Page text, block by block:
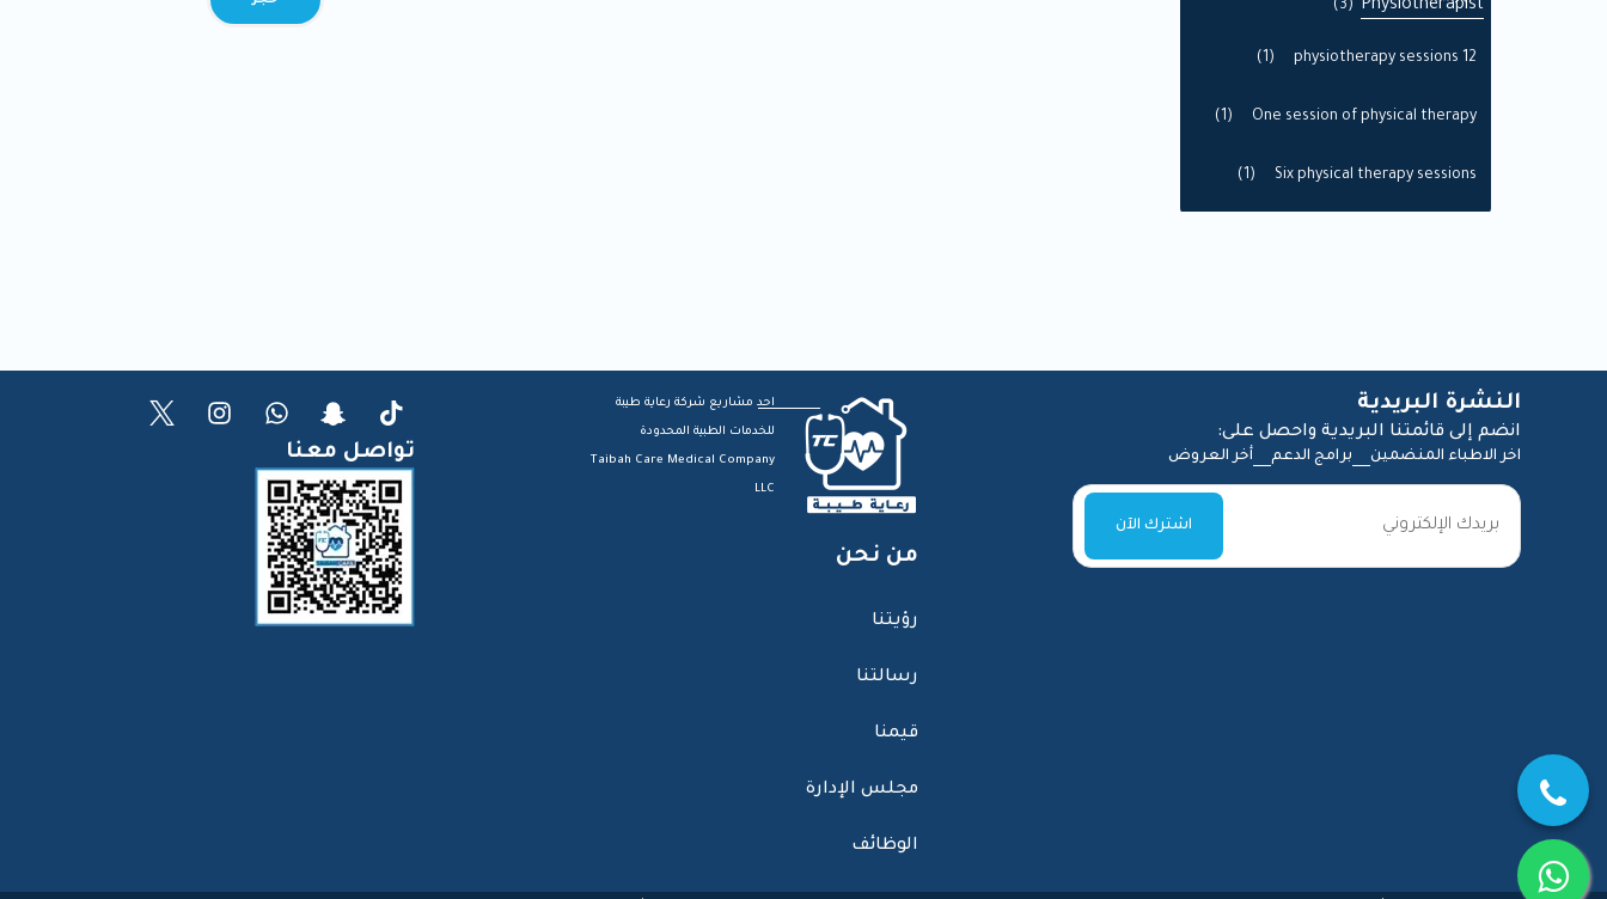
Physiotherapist
(3)
12 physiotherapy sessions
(1)
One session of physical therapy
(1)
Six physical therapy sessions
(1)
Vitamin IV Drips
(12)
النشرة البريدية
انضم إلى قائمتنا البريدية واحصل على:
اخر الاطباء المنضمين برامج الدعم أخر العروض
احد مشاريع شركة رعاية طيبة
للخدمات الطبية المحدودة
Taibah Care Medical Company
LLC
من نحن
رؤيتنا
رسالتنا
قيمنا
مجلس الإدارة
الوظائف
تواصل معنا